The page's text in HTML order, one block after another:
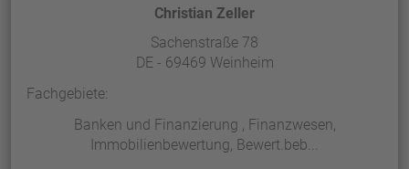
Christian Zeller
Sachenstraße 78
DE - 69469 Weinheim
Fachgebiete:
Banken und Finanzierung , Finanzwesen,
Immobilienbewertung, Bewert.beb...